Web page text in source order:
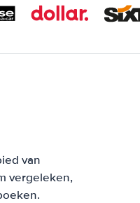
van
vergeleken,